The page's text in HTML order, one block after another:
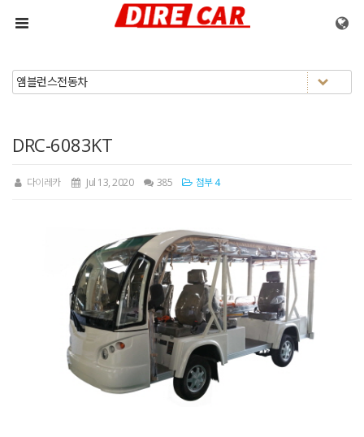
메뉴 건너뛰기
DRC-6083KT
다이레카 Jul 13, 2020 385 첨부 4